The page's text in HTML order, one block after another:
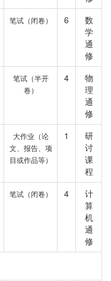
笔试（闭卷） 6
数
学
通
修
笔试（半开
卷）
4
物
理
通
修
大作业（论
文、报告、项
目或作品等）
1
研
讨
课
程
笔试（闭卷） 4
计
算
机
通
修